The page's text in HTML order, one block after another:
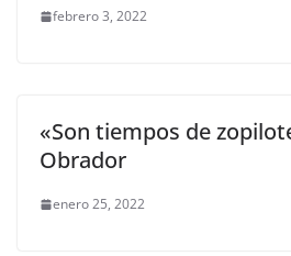
febrero 3, 2022
«Son tiempos de
Obrador
enero 25, 2022